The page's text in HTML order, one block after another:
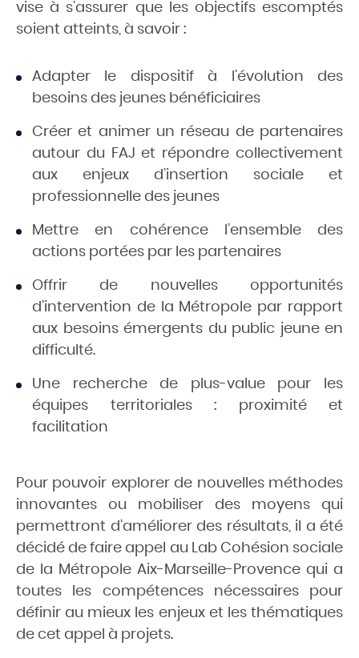
vise à s’assurer que les objectifs escomptés
soient atteints, à savoir :
Adapter le dispositif à l’évolution des
besoins des jeunes bénéficiaires
Créer et animer un réseau de partenaires
autour du FAJ et répondre collectivement
aux enjeux d’insertion sociale et
professionnelle des jeunes
Mettre en cohérence l’ensemble des
actions portées par les partenaires
Offrir de nouvelles opportunités
d’intervention de la Métropole par rapport
aux besoins émergents du public jeune en
difficulté.
Une recherche de plus-value pour les
équipes territoriales : proximité et
facilitation
Pour pouvoir explorer de nouvelles méthodes
innovantes ou mobiliser des moyens qui
permettront d’améliorer des résultats, il a été
décidé de faire appel au Lab Cohésion sociale
de la Métropole Aix-Marseille-Provence qui a
toutes les compétences nécessaires pour
définir au mieux les enjeux et les thématiques
de cet appel à projets.